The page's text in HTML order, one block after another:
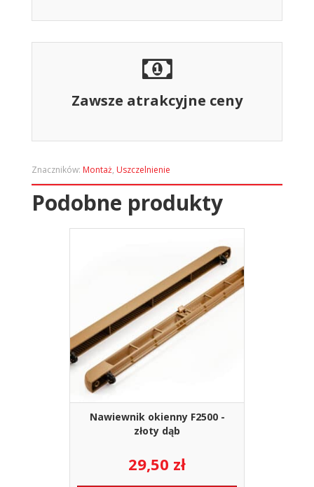
Zawsze atrakcyjne ceny
Znaczników: Montaż, Uszczelnienie
Podobne produkty
Nawiewnik okienny F2500 -
złoty dąb
29,50 zł